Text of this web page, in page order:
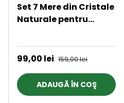
Set 7 Mere din Cristale
Naturale pentru
Colier si Cutie Cadou
Preț de vânzare
99,00 lei Preț obișnuit
159,00 lei
ADAUGĂ ÎN COŞ